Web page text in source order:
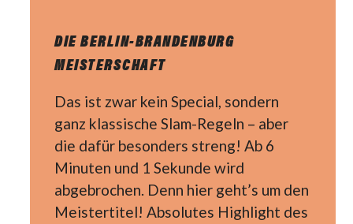
DIE BERLIN-BRANDENBURG
MEISTERSCHAFT
Das ist zwar kein Special, sondern
ganz klassische Slam-Regeln – aber
die dafür besonders streng! Ab 6
Minuten und 1 Sekunde wird
abgebrochen. Denn hier geht’s um den
Meistertitel! Absolutes Highlight des